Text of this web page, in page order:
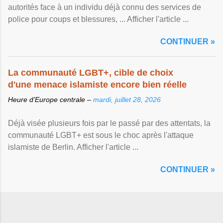
autorités face à un individu déjà connu des services de
police pour coups et blessures, ... Afficher l'article ...
CONTINUER »
La communauté LGBT+, cible de choix
d'une menace islamiste encore bien réelle
Heure d’Europe centrale – mardi, juillet 28, 2026
Déjà visée plusieurs fois par le passé par des attentats, la
communauté LGBT+ est sous le choc après l'attaque
islamiste de Berlin. Afficher l'article ...
CONTINUER »